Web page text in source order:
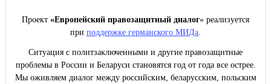
Проект «Европейский правозащитный диалог» реализуется
при поддержке германского МИДа
Ситуация с политзаключенными и другие правозащитные
проблемы в России и Беларуси становятся год от года все острее.
Мы оживляем диалог между российским, беларусским, польским